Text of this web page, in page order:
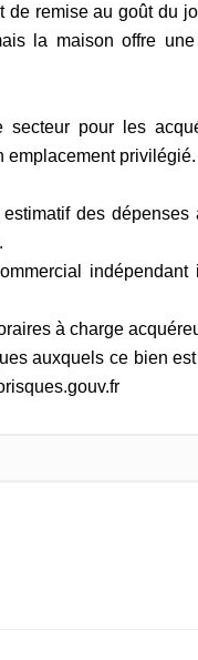
de remise au goût du
la maison offre
secteur pour les
emplacement privilégié.
des dépenses
à charge
auxquels ce bien